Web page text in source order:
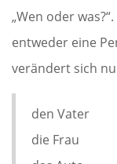
„Wen oder
entweder eine
verändert sich
den Vater
die Frau